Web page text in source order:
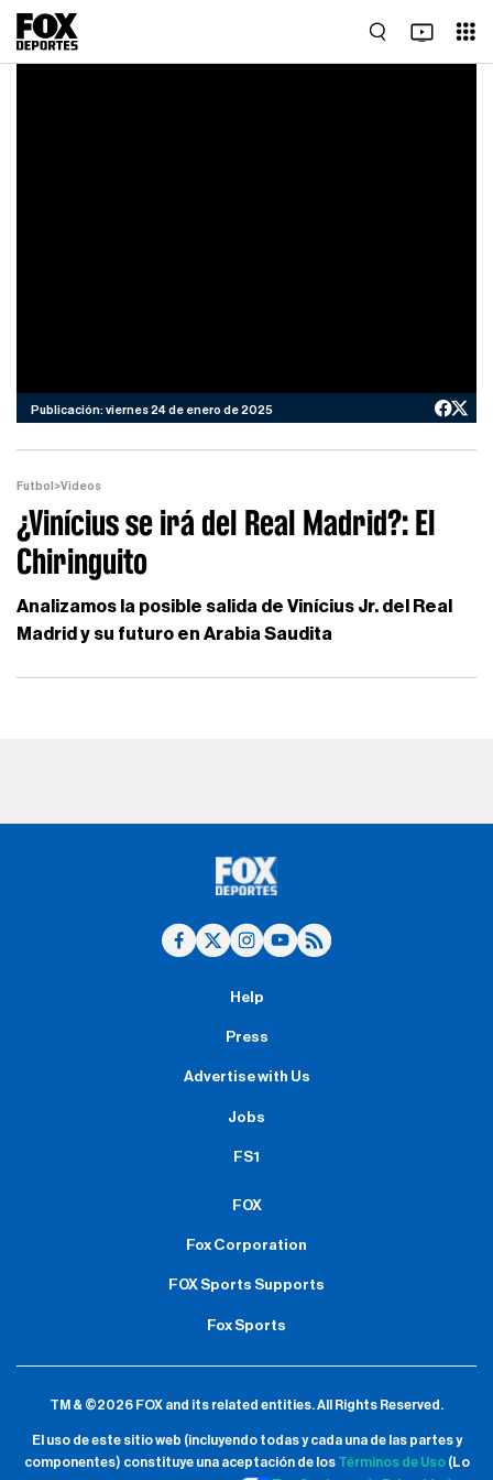
Publicación: viernes 24 de enero de 2025
Futbol >Videos
¿Vinícius se irá del Real Madrid?: El
Chiringuito
Analizamos la posible salida de Vinícius Jr. del Real
Madrid y su futuro en Arabia Saudita
Help
Press
Advertise with Us
Jobs
FS1
FOX
Fox Corporation
FOX Sports Supports
Fox Sports
TM & ©2026 FOX and its related entities.All Rights Reserved.
El uso de este sitio web (incluyendo todas y cada una de las partes y
componentes) constituye una aceptación de los Términos de Uso(Lo